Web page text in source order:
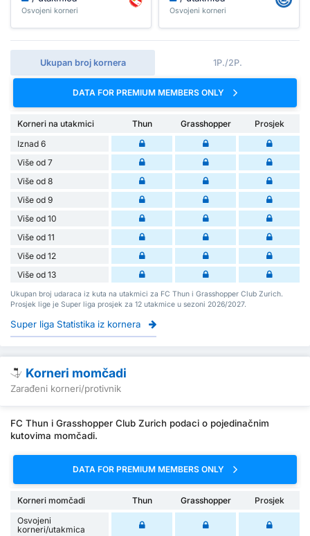
Osvojeni korneri Osvojeni korneri
Ukupan broj kornera 1P./2P.
DATA FOR PREMIUM MEMBERS ONLY
Korneri na utakmici Thun Grasshopper
Prosjek
Iznad 6
Više od 7
Više od 8
Više od 9
Više od 10
Više od 11
Više od 12
Više od 13
Ukupan broj udaraca iz kuta na utakmici za FC Thun i Grasshopper Club Zurich.
Prosjek lige je Super liga prosjek za 12 utakmice u sezoni 2026/2027.
Super liga Statistika iz kornera
Korneri momčadi
Zarađeni korneri/protivnik
FC Thun i Grasshopper Club Zurich podaci o pojedinačnim
kutovima momčadi.
DATA FOR PREMIUM MEMBERS ONLY
Korneri momčadi Thun Grasshopper
Prosjek
Osvojeni
korneri/utakmica